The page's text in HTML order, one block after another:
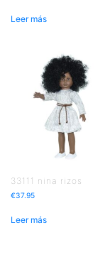
Leer más
33111 nina rizos
€37.95
Leer más